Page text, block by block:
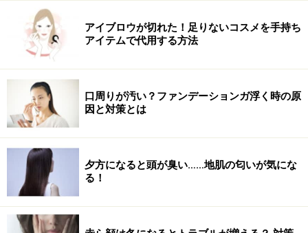
アイブロウが切れた！足りないコスメを手持ち
アイテムで代用する方法
口周りが汚い？ファンデーションガ浮く時の原
因と対策とは
夕方になると頭が臭い……地肌の匂いが気にな
る！